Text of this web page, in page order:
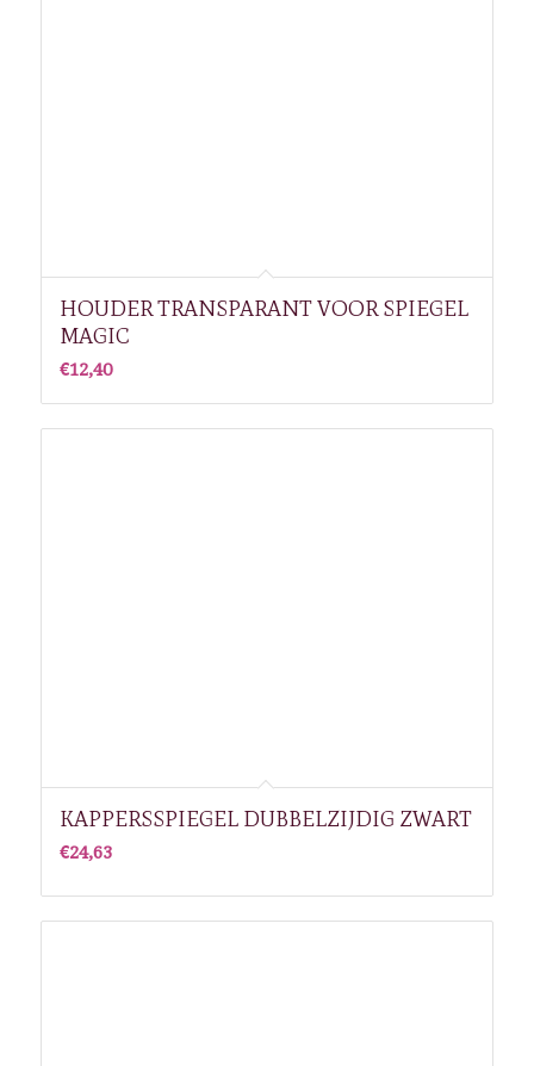
HOUDER TRANSPARANT VOOR SPIEGEL
MAGIC
€12,40
KAPPERSSPIEGEL DUBBELZIJDIG ZWART
€24,63